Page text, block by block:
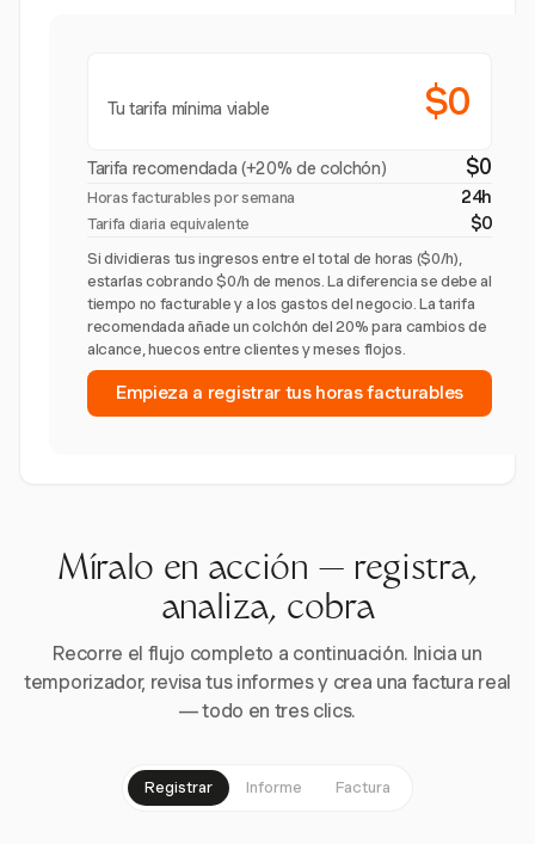
Tu tarifa mínima viable $0
Tarifa recomendada (+20% de colchón) $0
Horas facturables por semana 24h
Tarifa diaria equivalente $0
Si dividieras tus ingresos entre el total de horas ($0/h),
estarías cobrando $0/h de menos. La diferencia se debe al
tiempo no facturable y a los gastos del negocio. La tarifa
recomendada añade un colchón del 20% para cambios de
alcance, huecos entre clientes y meses flojos.
Empieza a registrar tus horas facturables
Míralo en acción — registra,
analiza, cobra
Recorre el flujo completo a continuación. Inicia un
temporizador, revisa tus informes y crea una factura real
— todo en tres clics.
Registrar Informe Factura